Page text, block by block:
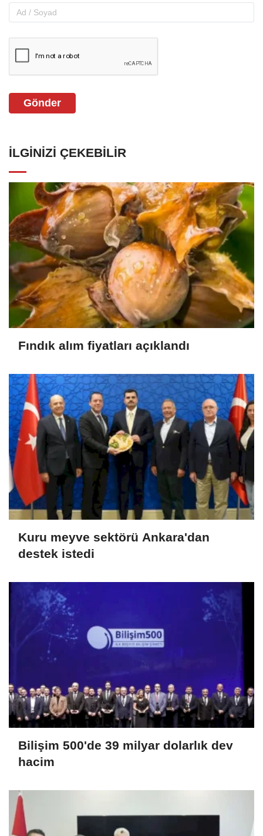
Gönder
İLGINIZI ÇEKEBILIR
Fındık alım fiyatları açıklandı
Kuru meyve sektörü Ankara'dan
destek istedi
Bilişim 500'de 39 milyar dolarlık dev
hacim